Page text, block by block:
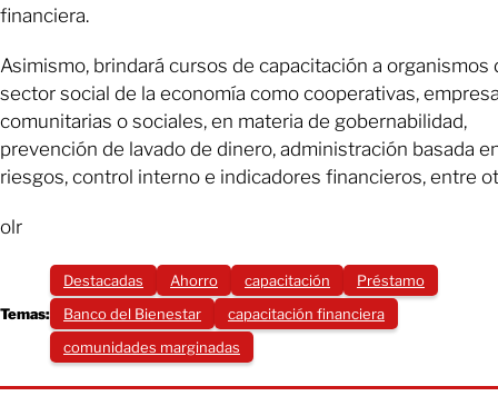
financiera.
Asimismo, brindará cursos de capacitación a organismos
sector social de la economía como cooperativas,
comunitarias o sociales, en materia de gobernabilidad,
prevención de lavado de dinero, administración basada
riesgos, control interno e indicadores financieros, entre
olr
Temas:
Destacadas Ahorro capacitación
Préstamo
Banco del Bienestar
capacitación financiera
comunidades marginadas